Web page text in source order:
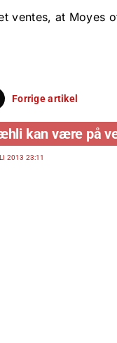
ventes, at Moyes
Forrige artikel
kan være på
2013 23:11